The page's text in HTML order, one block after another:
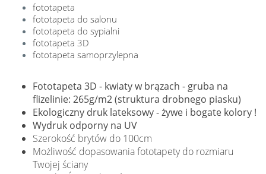
fototapeta
fototapeta do salonu
fototapeta do sypialni
fototapeta 3D
fototapeta samoprzylepna
Fototapeta 3D - kwiaty w brązach - gruba na
flizelinie: 265g/m2 (struktura drobnego piasku)
Ekologiczny druk lateksowy - żywe i bogate kolory !
Wydruk odporny na UV
Szerokość brytów do 100cm
Możliwość dopasowania fototapety do rozmiaru
Twojej ściany